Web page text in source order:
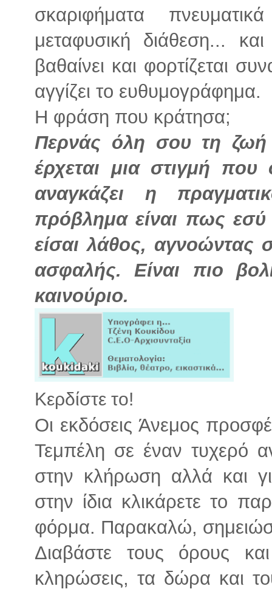
σκαριφήματα
μεταφυσική διάθεση...
βαθαίνει και φορτίζεται
αγγίζει το ευθυμογράφημα.
Η φράση που κράτησα;
Περνάς όλη σου τη ζωή
έρχεται μια στιγμή που
αναγκάζει η
πρόβλημα είναι πως εσύ
είσαι λάθος, αγνοώντας
ασφαλής. Είναι πιο
καινούριο.
Κερδίστε το!
Οι εκδόσεις Άνεμος
Τεμπέλη σε έναν τυχερό
στην κλήρωση αλλά και
στην ίδια κλικάρετε το
φόρμα. Παρακαλώ,
Διαβάστε τους όρους
κληρώσεις, τα δώρα και